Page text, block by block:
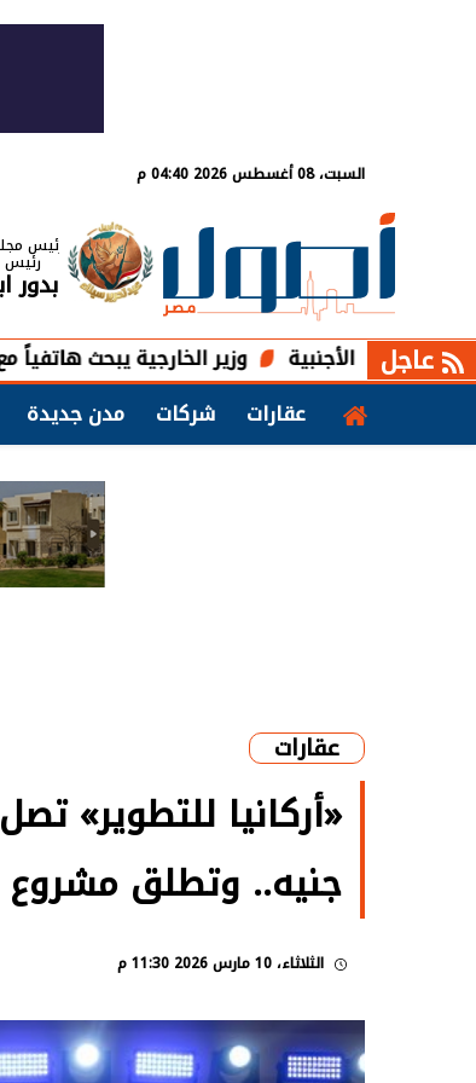
السبت، 08 أغسطس 2026 04:40 م
رئيس
رئيس
بدور
عاجل وزير الخارجية يبحث هاتفياً مع نظيره
عقارات
شركات مدن جديدة
عقارات
جنيه.. وتطلق مشروع REFAD بالقاهرة الجديدة
الثلاثاء، 10 مارس 2026 11:30 م